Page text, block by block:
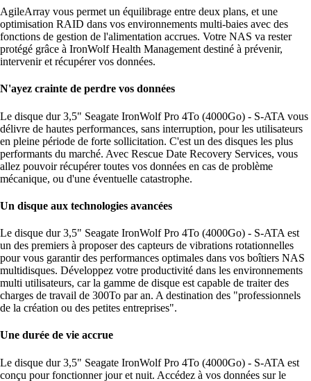
AgileArray vous permet un équilibrage entre deux plans, et une
optimisation RAID dans vos environnements multi-baies avec des
fonctions de gestion de l'alimentation accrues. Votre NAS va rester
protégé grâce à IronWolf Health Management destiné à prévenir,
intervenir et récupérer vos données.
N'ayez crainte de perdre vos données
Le disque dur 3,5" Seagate IronWolf Pro 4To (4000Go) - S-ATA vous
délivre de hautes performances, sans interruption, pour les utilisateurs
en pleine période de forte sollicitation. C'est un des disques les plus
performants du marché. Avec Rescue Date Recovery Services, vous
allez pouvoir récupérer toutes vos données en cas de problème
mécanique, ou d'une éventuelle catastrophe.
Un disque aux technologies avancées
Le disque dur 3,5" Seagate IronWolf Pro 4To (4000Go) - S-ATA est
un des premiers à proposer des capteurs de vibrations rotationnelles
pour vous garantir des performances optimales dans vos boîtiers NAS
multidisques. Développez votre productivité dans les environnements
multi utilisateurs, car la gamme de disque est capable de traiter des
charges de travail de 300To par an. A destination des "professionnels
de la création ou des petites entreprises".
Une durée de vie accrue
Le disque dur 3,5" Seagate IronWolf Pro 4To (4000Go) - S-ATA est
conçu pour fonctionner jour et nuit. Accédez à vos données sur le